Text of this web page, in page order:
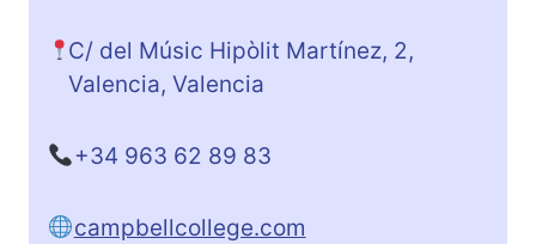
C/ del Músic Hipòlit Martínez, 2,
Valencia, Valencia
+34 963 62 89 83
campbellcollege.com